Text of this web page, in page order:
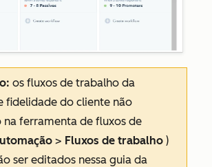
os fluxos de trabalho da
fidelidade do cliente não
na ferramenta de fluxos de
> Fluxos de trabalho )
ser editados nessa guia da